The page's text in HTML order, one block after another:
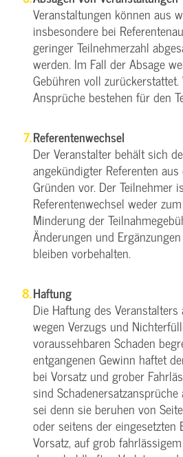
Veranstaltungen können aus
insbesondere bei
geringer Teilnehmerzahl
werden. Im Fall der Absage
Gebühren voll zurückerstattet.
Ansprüche bestehen für den
Referentenwechsel
Der Veranstalter behält sich
angekündigter Referenten
Gründen vor. Der Teilnehmer
Referentenwechsel weder
Minderung der
Änderungen und
bleiben vorbehalten.
Haftung
Die Haftung des
wegen Verzugs und
voraussehbaren Schaden
entgangenen Gewinn haftet
bei Vorsatz und grober
sind
sei denn sie beruhen von
oder seitens der
Vorsatz, auf grob